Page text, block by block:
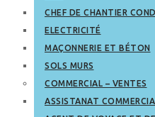
CHEF DE CHANTIER
ELECTRICITÉ
MAÇONNERIE ET BÉTON
SOLS MURS
COMMERCIAL – VENTES
ASSISTANAT